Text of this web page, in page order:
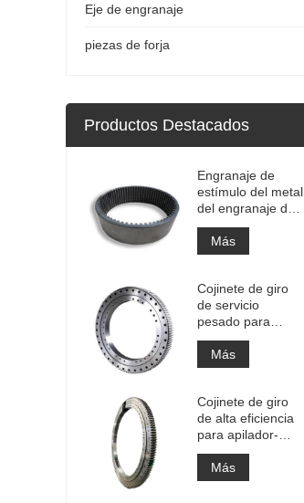
Eje de engranaje
piezas de forja
Productos Destacados
Engranaje de
estímulo del metal
del engranaje de
la circunferencia
del engranaje
anular interno
precisión con el
tratamiento de
nitruración
Más
Cojinete de giro
de servicio
pesado para
equipos de grúas
portuarias
Más
Cojinete de giro
de alta eficiencia
para apilador-
recuperador
Más